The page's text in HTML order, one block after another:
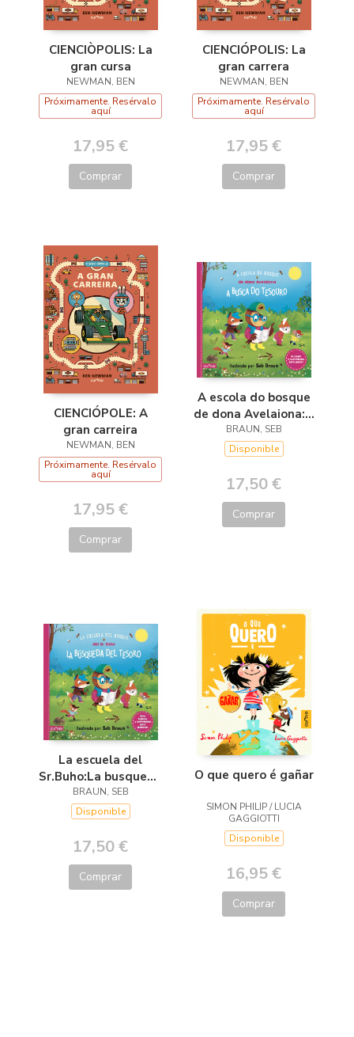
CIENCIÒPOLIS: La
gran cursa
NEWMAN, BEN
Próximamente. Resérvalo
aquí
17,95 €
Comprar
CIENCIÓPOLIS: La
gran carrera
NEWMAN, BEN
Próximamente. Resérvalo
aquí
17,95 €
Comprar
CIENCIÓPOLE: A
gran carreira
NEWMAN, BEN
Próximamente. Resérvalo
aquí
17,95 €
Comprar
A escola do bosque
de dona Avelaiona:A
busca do tesouro
BRAUN, SEB
Disponible
17,50 €
Comprar
La escuela del
Sr.Buho:La busqueda
del tesoro
BRAUN, SEB
Disponible
17,50 €
Comprar
O que quero é gañar
SIMON PHILIP / LUCIA
GAGGIOTTI
Disponible
16,95 €
Comprar